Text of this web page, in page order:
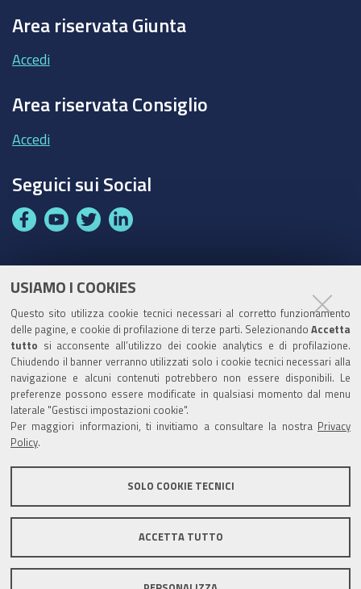
USIAMO I COOKIES
Questo sito utilizza cookie tecnici necessari al corretto funzionamento
delle pagine, e cookie di profilazione di terze parti. Selezionando Accetta
tutto si acconsente all’utilizzo dei cookie analytics e di profilazione.
Chiudendo il banner verranno utilizzati solo i cookie tecnici necessari alla
navigazione e alcuni contenuti potrebbero non essere disponibili. Le
preferenze possono essere modificate in qualsiasi momento dal menu
laterale "Gestisci impostazioni cookie".
Per maggiori informazioni, ti invitiamo a consultare la nostra
Privacy
Policy
SOLO COOKIE TECNICI
ACCETTA TUTTO
Area riservata Giunta
Accedi
Area riservata Consiglio
Accedi
Seguici sui Social
F
e
o
o
k
Y
t
b
e
T
t
e
r
L
k
d
I
n
Codice Univoco Ufficio:UF1SDE
I soggetti privati potranno effettuare i pagamenti
tramite PagoPA con Modalità diretta o con Avviso di
pagamento al seguente linkPaga con PagoPA
Codice IBAN per le pubbliche amministrazioni
Banca D’Italia: IT96Z0100004306TU0000007079
Mappa del sito Privacy policy
Note legali